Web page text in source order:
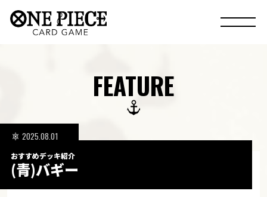
FEATURE
おすすめデッキ紹介
(青)バギー
2025.08.01